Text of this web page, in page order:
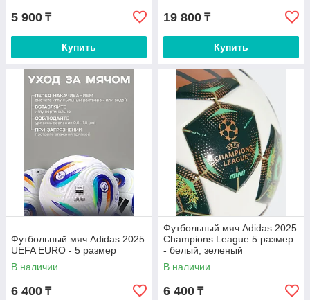
5 900 ₸
Купить
19 800 ₸
Купить
Футбольный мяч Adidas 2025
UEFA EURO - 5 размер
В наличии
6 400 ₸
Футбольный мяч Adidas 2025
Champions League 5 размер
- белый, зеленый
В наличии
6 400 ₸